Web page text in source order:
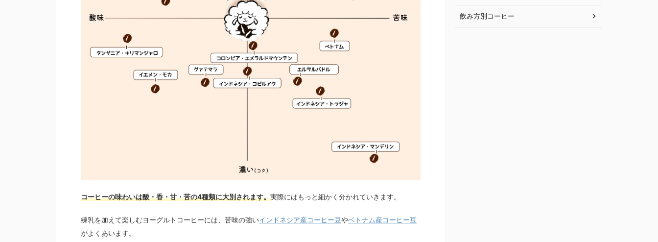
コーヒーの味わいは酸・香・甘・苦の4種類に大別されます。実際にはもっと細かく分かれていきます。
練乳を加えて楽しむヨーグルトコーヒーには、苦味の強いインドネシア産コーヒー豆やベトナム産コーヒー豆
がよくあいます。
飲み方別コーヒー